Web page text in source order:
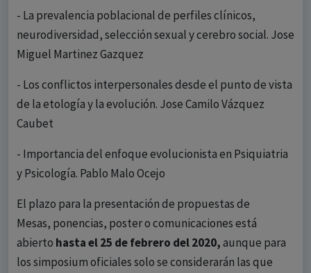
- La prevalencia poblacional de perfiles clínicos,
neurodiversidad, selección sexual y cerebro social. Jose
Miguel Martinez Gazquez
- Los conflictos interpersonales desde el punto de vista
de la etología y la evolución. Jose Camilo Vázquez
Caubet
- Importancia del enfoque evolucionista en Psiquiatria
y Psicología. Pablo Malo Ocejo
El plazo para la presentación de propuestas de
Mesas, ponencias, poster o comunicaciones está
abierto hasta el 25 de febrero del 2020,aunque para
los simposium oficiales solo se considerarán las que